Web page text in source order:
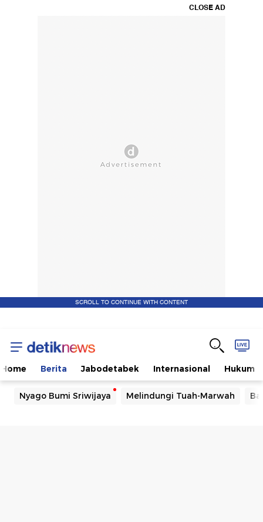
CLOSE AD
SCROLL TO CONTINUE WITH CONTENT
Home Berita Jabodetabek Internasional Hukum
Nyago Bumi Sriwijaya Melindungi Tuah-Marwah